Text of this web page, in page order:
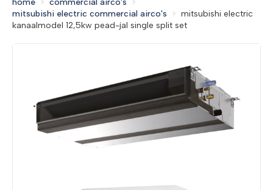
home
commercial airco's
mitsubishi electric commercial airco's
mitsubishi electric
kanaalmodel 12,5kw pead-jal single split set